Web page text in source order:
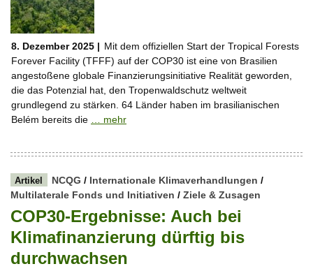
8. Dezember 2025 | Mit dem offiziellen Start der Tropical Forests
Forever Facility (TFFF) auf der COP30 ist eine von Brasilien
angestoßene globale Finanzierungsinitiative Realität geworden,
die das Potenzial hat, den Tropenwaldschutz weltweit
grundlegend zu stärken. 64 Länder haben im brasilianischen
Belém bereits die
… mehr
Artikel NCQG / Internationale Klimaverhandlungen /
Multilaterale Fonds und Initiativen / Ziele & Zusagen
COP30-Ergebnisse: Auch bei
Klimafinanzierung dürftig bis
durchwachsen